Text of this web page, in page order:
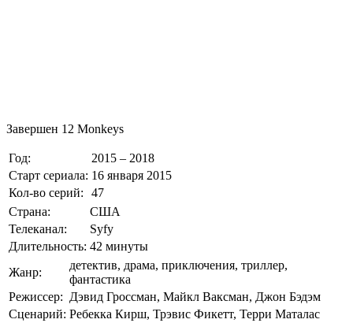
Завершен 12 Monkeys
Год:
2015 – 2018
Старт сериала: 16 января 2015
Кол-во серий:
47
Страна:
США
Телеканал:
Syfy
Длительность: 42 минуты
Жанр:
детектив, драма, приключения, триллер,
фантастика
Режиссер: Дэвид Гроссман, Майкл Ваксман, Джон Бэдэм
Сценарий: Ребекка Кирш, Трэвис Фикетт, Терри Маталас